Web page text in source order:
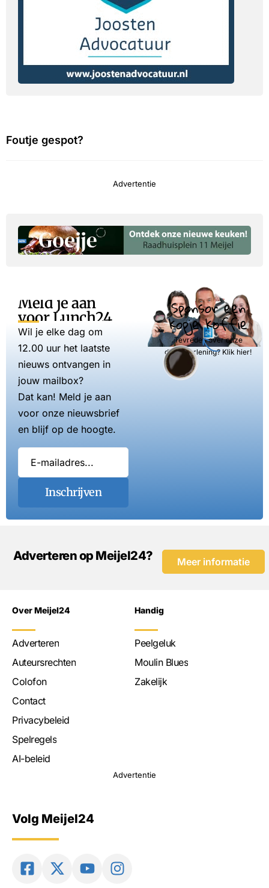
Foutje gespot?
Advertentie
Meld je aan
voor Lunch24
Wil je elke dag om
12.00 uur het laatste
nieuws ontvangen in
jouw mailbox?
Dat kan! Meld je aan
voor onze nieuwsbrief
en blijf op de hoogte.
Inschrijven
Sponsor een
kopje koffie
Tevreden over onze
dienstverlening? Klik hier!
Adverteren op Meijel24? Meer informatie
Over Meijel24
Adverteren
Auteursrechten
Colofon
Contact
Privacybeleid
Spelregels
AI-beleid
Handig
Peelgeluk
Moulin Blues
Zakelijk
Advertentie
Volg Meijel24